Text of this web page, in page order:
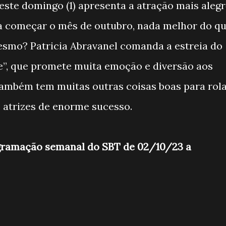
domingo (1) apresenta a atração mais
começar o mês de outubro, nada melhor do
Patricia Abravanel comanda a estreia do
que promete muita emoção e diversão aos
tem muitas outras coisas boas para
de enorme sucesso.
semanal do SBT de 02/10/23 a